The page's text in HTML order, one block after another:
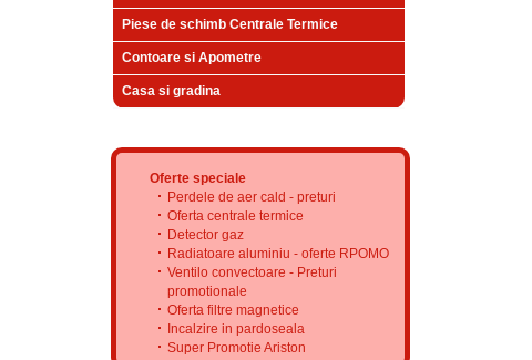
Piese de schimb Centrale Termice
Contoare si Apometre
Casa si gradina
Oferte speciale
Perdele de aer cald - preturi
Oferta centrale termice
Detector gaz
Radiatoare aluminiu - oferte RPOMO
Ventilo convectoare - Preturi
promotionale
Oferta filtre magnetice
Incalzire in pardoseala
Super Promotie Ariston